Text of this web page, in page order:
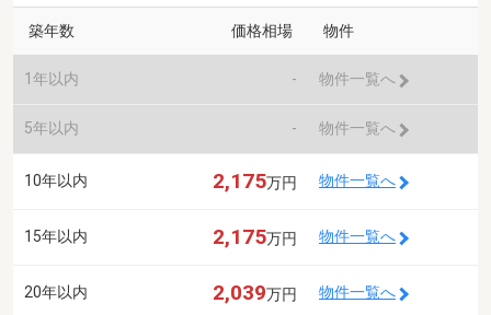
築年数 価格相場 物件
1年以内 - 物件一覧へ
5年以内 - 物件一覧へ
10年以内 2,175万円 物件一覧へ
15年以内 2,175万円 物件一覧へ
20年以内 2,039万円 物件一覧へ